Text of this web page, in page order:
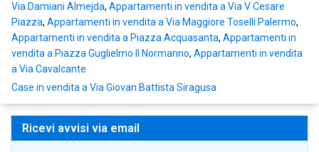
Via Damiani Almejda, Appartamenti in vendita a Via V Cesare
Piazza, Appartamenti in vendita a Via Maggiore Toselli Palermo,
Appartamenti in vendita a Piazza Acquasanta, Appartamenti in
vendita a Piazza Guglielmo Il Normanno, Appartamenti in vendita
a Via Cavalcante
Case in vendita a Via Giovan Battista Siragusa
Ricevi avvisi via email